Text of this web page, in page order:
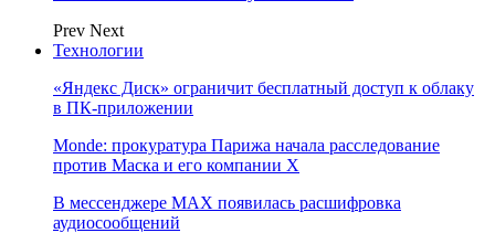
Prev Next
Технологии
«Яндекс Диск» ограничит бесплатный доступ к облаку
в ПК-приложении
Monde: прокуратура Парижа начала расследование
против Маска и его компании X
В мессенджере MAX появилась расшифровка
аудиосообщений